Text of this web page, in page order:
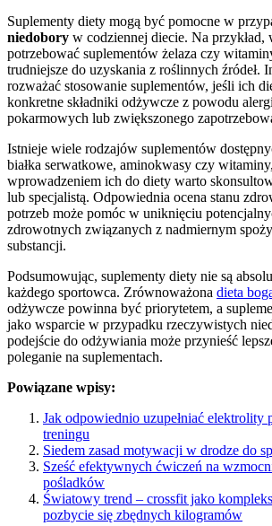
Suplementy diety mogą być pomocne w
niedobory w codziennej diecie. Na przykład,
potrzebować suplementów żelaza czy
trudniejsze do uzyskania z roślinnych źródeł.
rozważać stosowanie suplementów, jeśli ich
konkretne składniki odżywcze z powodu
pokarmowych lub zwiększonego
Istnieje wiele rodzajów suplementów
białka serwatkowe, aminokwasy czy
wprowadzeniem ich do diety warto
lub specjalistą. Odpowiednia ocena stanu
potrzeb może pomóc w uniknięciu
zdrowotnych związanych z nadmiernym
substancji.
Podsumowując, suplementy diety nie są
każdego sportowca. Zrównoważona dieta
odżywcze powinna być priorytetem, a
jako wsparcie w przypadku rzeczywistych
podejście do odżywiania może przynieść
poleganie na suplementach.
Powiązane wpisy:
Jak odpowiednio uzupełniać elektrolity
treningu
Siedem zasad motywacji w drodze do
Sześć efektywnych ćwiczeń na
pośladków
Światowy trend – crossfit jako
pozbycie się zbędnych kilogramów